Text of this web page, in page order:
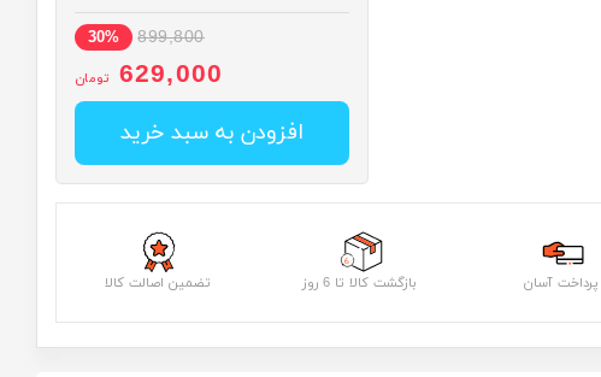
899,800
30%
629,000 تومان
افزودن به سبد خرید
پرداخت آسان بازگشت کالا تا 6 روز تضمین اصالت کالا